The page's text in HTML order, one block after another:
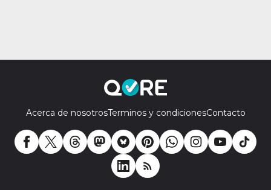
Acerca de nosotrosTerminos y condicionesContacto